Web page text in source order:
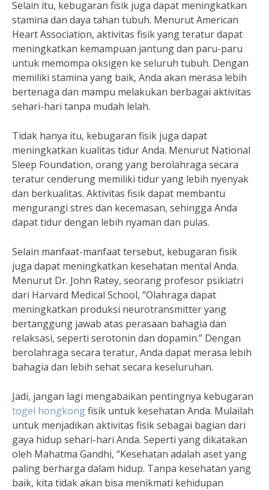
Selain itu, kebugaran fisik juga dapat meningkatkan
stamina dan daya tahan tubuh. Menurut American
Heart Association, aktivitas fisik yang teratur dapat
meningkatkan kemampuan jantung dan paru-paru
untuk memompa oksigen ke seluruh tubuh. Dengan
memiliki stamina yang baik, Anda akan merasa lebih
bertenaga dan mampu melakukan berbagai aktivitas
sehari-hari tanpa mudah lelah.
Tidak hanya itu, kebugaran fisik juga dapat
meningkatkan kualitas tidur Anda. Menurut National
Sleep Foundation, orang yang berolahraga secara
teratur cenderung memiliki tidur yang lebih nyenyak
dan berkualitas. Aktivitas fisik dapat membantu
mengurangi stres dan kecemasan, sehingga Anda
dapat tidur dengan lebih nyaman dan pulas.
Selain manfaat-manfaat tersebut, kebugaran fisik
juga dapat meningkatkan kesehatan mental Anda.
Menurut Dr. John Ratey, seorang profesor psikiatri
dari Harvard Medical School, “Olahraga dapat
meningkatkan produksi neurotransmitter yang
bertanggung jawab atas perasaan bahagia dan
relaksasi, seperti serotonin dan dopamin.” Dengan
berolahraga secara teratur, Anda dapat merasa lebih
bahagia dan lebih sehat secara keseluruhan.
Jadi, jangan lagi mengabaikan pentingnya kebugaran
togel hongkongfisik untuk kesehatan Anda. Mulailah
untuk menjadikan aktivitas fisik sebagai bagian dari
gaya hidup sehari-hari Anda. Seperti yang dikatakan
oleh Mahatma Gandhi, “Kesehatan adalah aset yang
paling berharga dalam hidup. Tanpa kesehatan yang
baik, kita tidak akan bisa menikmati kehidupan